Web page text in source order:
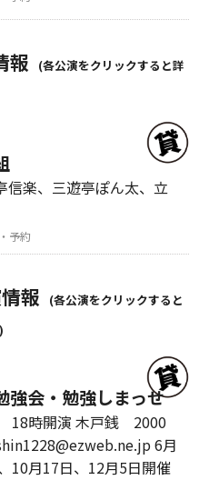
報
(各公演をクリックすると詳
信楽、三遊亭ぽん太、立
予約
報
(各公演をクリックすると
強会・勉強しまっせ
18時開演 木戸銭 2000
6月
10月17日、12月5日開催